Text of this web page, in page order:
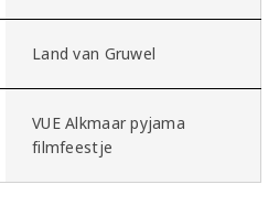
Land van Gruwel
VUE Alkmaar pyjama
filmfeestje